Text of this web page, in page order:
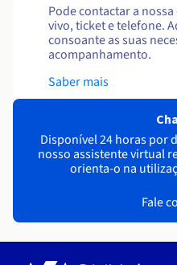
Pode contactar a
vivo, ticket e telefone.
consoante as suas
acompanhamento.
Saber mais
Disponível 24 horas por
nosso assistente virtual
orienta-o na
Fale